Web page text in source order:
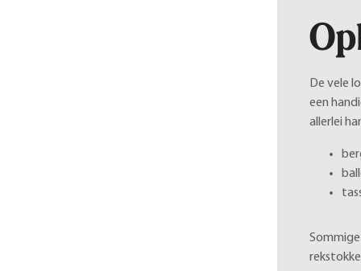
De vele
een
allerlei